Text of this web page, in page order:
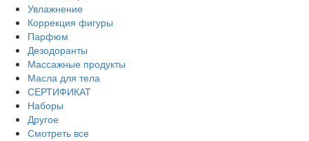
Увлажнение
Коррекция фигуры
Парфюм
Дезодоранты
Массажные продукты
Масла для тела
СЕРТИФИКАТ
Наборы
Другое
Смотреть все